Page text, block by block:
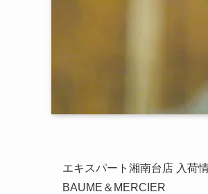
エキスパート湘南台店 入荷
BAUME＆MERCIER